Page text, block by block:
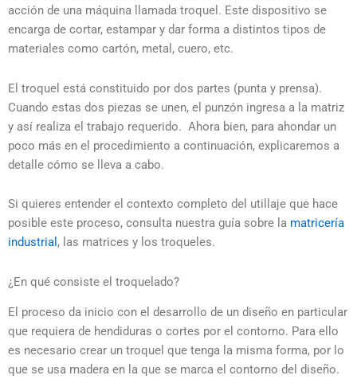
acción de una máquina llamada troquel. Este dispositivo se
encarga de cortar, estampar y dar forma a distintos tipos de
materiales como cartón, metal, cuero, etc.
El troquel está constituido por dos partes (punta y prensa).
Cuando estas dos piezas se unen, el punzón ingresa a la matriz
y así realiza el trabajo requerido. Ahora bien, para ahondar un
poco más en el procedimiento a continuación, explicaremos a
detalle cómo se lleva a cabo.
Si quieres entender el contexto completo del utillaje que hace
posible este proceso, consulta nuestra guía sobre la matricería
industrial , las matrices y los troqueles.
¿En qué consiste el troquelado?
El proceso da inicio con el desarrollo de un diseño en particular
que requiera de hendiduras o cortes por el contorno. Para ello
es necesario crear un troquel que tenga la misma forma, por lo
que se usa madera en la que se marca el contorno del diseño.